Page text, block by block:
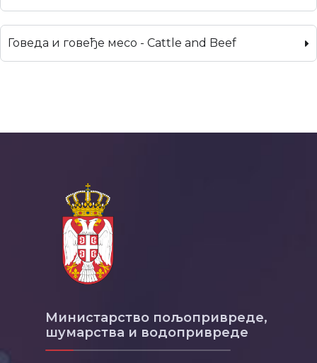
Говеда и говеђе месо - Cattle and Beef
Министарство пољопривреде,
шумарства и водопривреде